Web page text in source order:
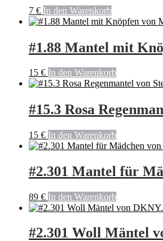
7 € In den Warenkorb
#1.88 Mantel mit
15 € In den Warenkorb
#15.3 Rosa
15 € In den Warenkorb
#2.301 Mantel für
89 € In den Warenkorb
#2.301 Woll Mäntel